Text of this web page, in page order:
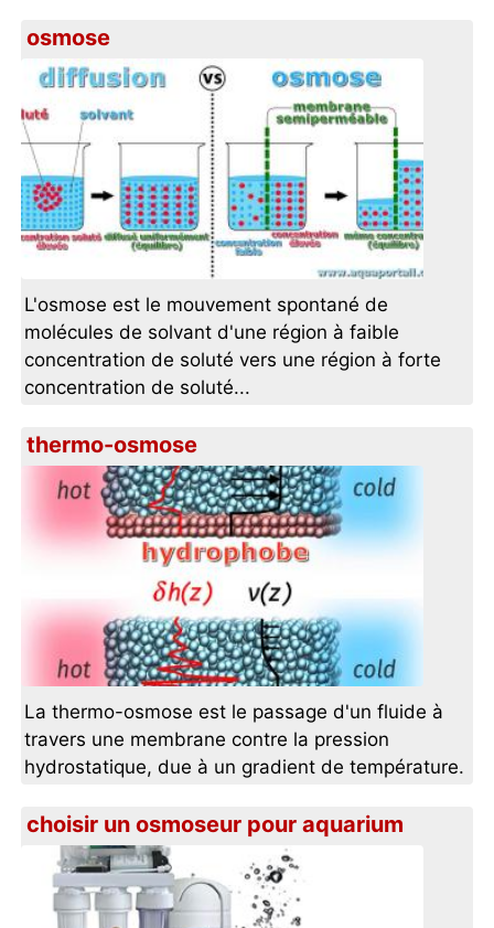
osmose
L'osmose est le mouvement spontané de
molécules de solvant d'une région à faible
concentration de soluté vers une région à forte
concentration de soluté...
thermo-osmose
La thermo-osmose est le passage d'un fluide à
travers une membrane contre la pression
hydrostatique, due à un gradient de température.
choisir un osmoseur pour aquarium